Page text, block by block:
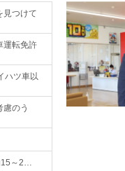
見つけて
運転免許
ハツ車以
のう
15～2…